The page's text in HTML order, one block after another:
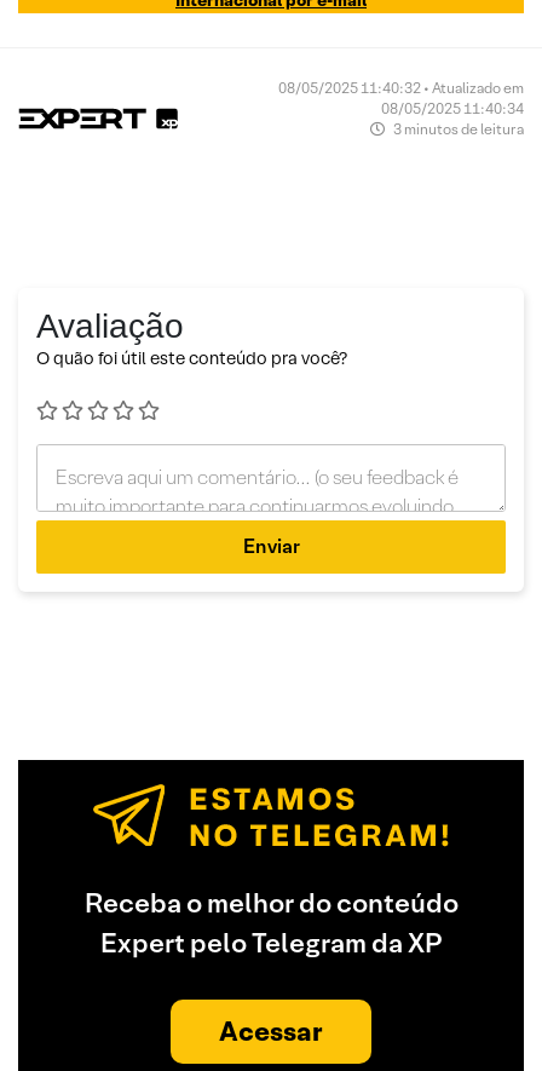
08/05/2025 11:40:32 • Atualizado em
08/05/2025 11:40:34
3 minutos de leitura
Avaliação
O quão foi útil este conteúdo pra você?
Enviar
Receba o melhor do conteúdo
Expert pelo Telegram da XP
Acessar